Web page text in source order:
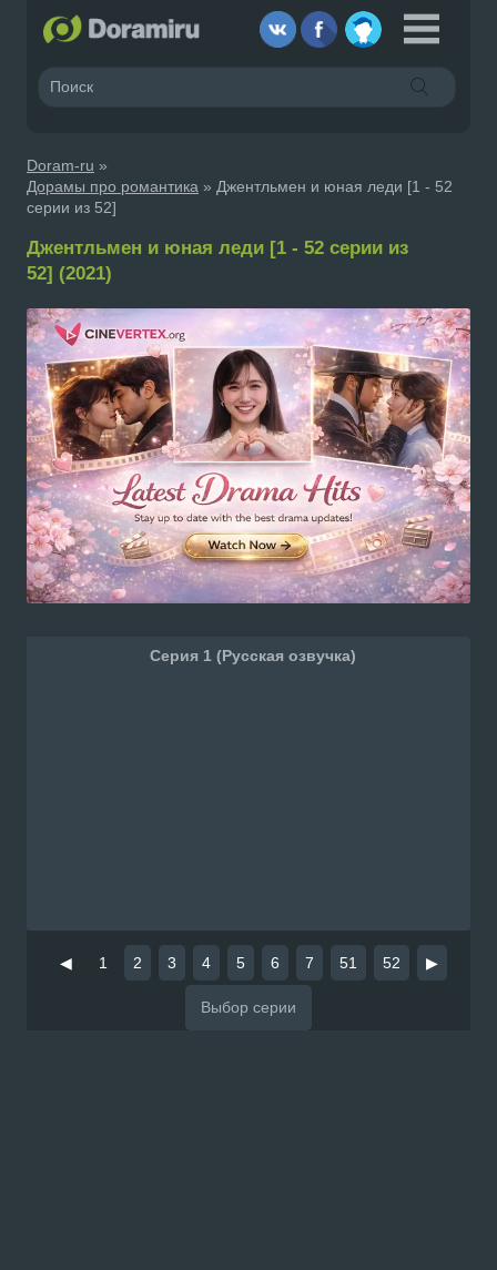
Doram-ru »
Дорамы про романтика » Джентльмен и юная леди [1 - 52
серии из 52]
Джентльмен и юная леди [1 - 52 серии из
52] (2021)
Серия 1 (Русская озвучка)
◀ 1 2 3 4 5 6 7 51 52 ▶